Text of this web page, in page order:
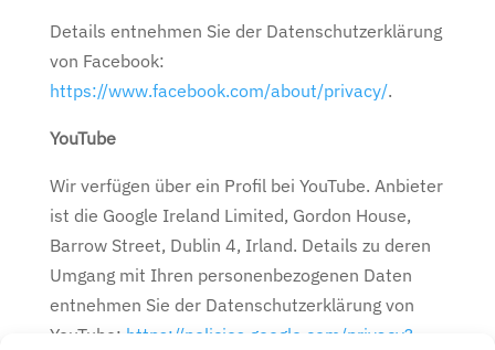
Details entnehmen Sie der Datenschutzerklärung
von Facebook:
https://www.facebook.com/about/privacy/.
YouTube
Wir verfügen über ein Profil bei YouTube. Anbieter
ist die Google Ireland Limited, Gordon House,
Barrow Street, Dublin 4, Irland. Details zu deren
Umgang mit Ihren personenbezogenen Daten
entnehmen Sie der Datenschutzerklärung von
YouTube: https://policies.google.com/privacy?